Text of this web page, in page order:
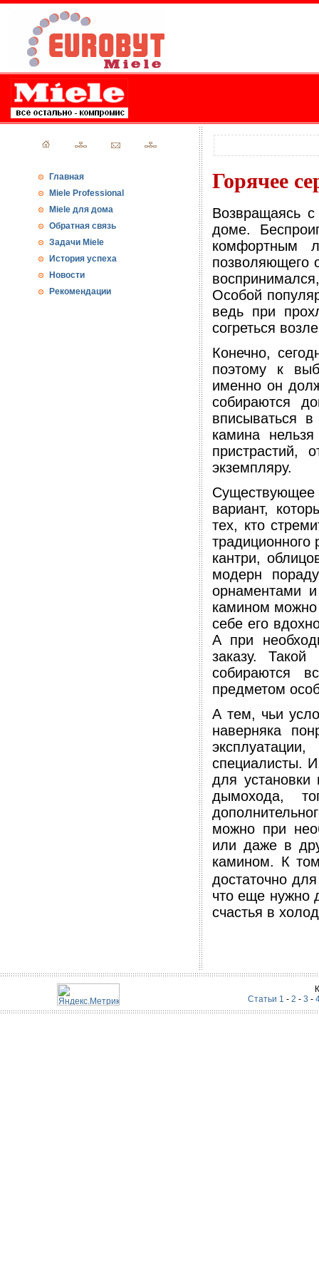
Главная
Miele Professional
Miele для дома
Обратная связь
Задачи Miele
История успеха
Новости
Рекомендации
Горячее
Возвращаясь
доме.
комфортным
позволяющего
Особой
ведь при
согреться
Конечно,
поэтому к
именно он
собираются
вписываться
камина
пристрастий,
экземпляру.
Существующее
вариант,
тех, кто
традиционного
кантри,
модерн
орнаментами
камином можно
себе его
А при
заказу.
собираются
предметом
А тем, чьи
наверняка
специалисты.
для
дымохода,
можно при
или даже в
камином. К
достаточно
что еще нужно
счастья в
Статьи 1 - 2 - 3 -